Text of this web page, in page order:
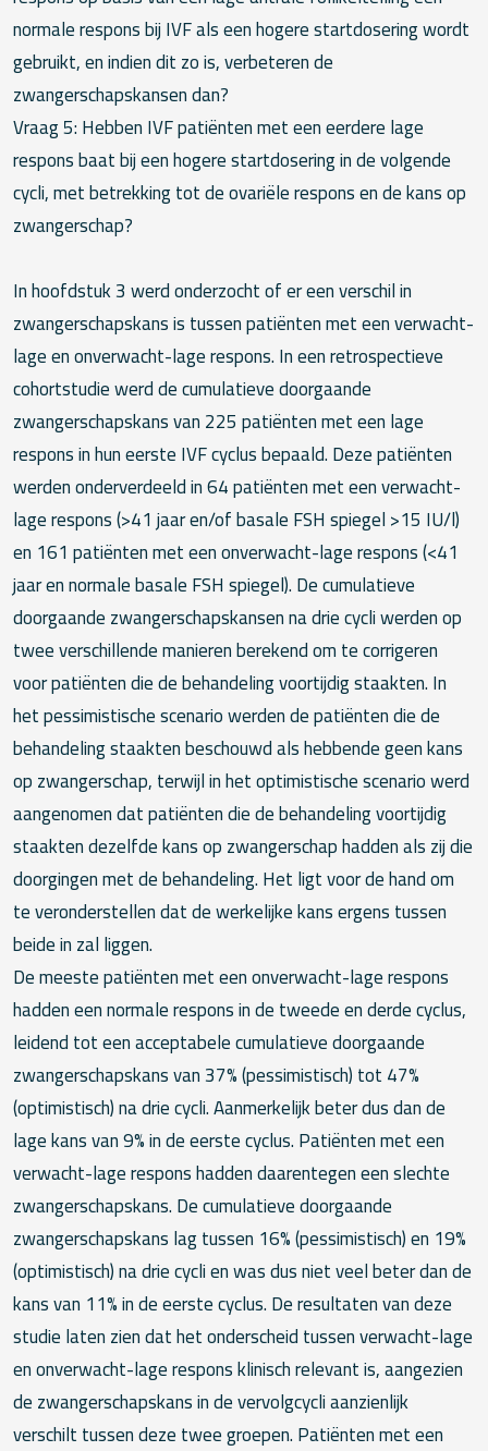
normale respons bij IVF als een hogere startdosering wordt
gebruikt, en indien dit zo is, verbeteren de
zwangerschapskansen dan?
Vraag 5: Hebben IVF patiënten met een eerdere lage
respons baat bij een hogere startdosering in de volgende
cycli, met betrekking tot de ovariële respons en de kans op
zwangerschap?
In hoofdstuk 3 werd onderzocht of er een verschil in
zwangerschapskans is tussen patiënten met een verwacht-
lage en onverwacht-lage respons. In een retrospectieve
cohortstudie werd de cumulatieve doorgaande
zwangerschapskans van 225 patiënten met een lage
respons in hun eerste IVF cyclus bepaald. Deze patiënten
werden onderverdeeld in 64 patiënten met een verwacht-
lage respons (>41 jaar en/of basale FSH spiegel >15 IU/l)
en 161 patiënten met een onverwacht-lage respons (<41
jaar en normale basale FSH spiegel). De cumulatieve
doorgaande zwangerschapskansen na drie cycli werden op
twee verschillende manieren berekend om te corrigeren
voor patiënten die de behandeling voortijdig staakten. In
het pessimistische scenario werden de patiënten die de
behandeling staakten beschouwd als hebbende geen kans
op zwangerschap, terwijl in het optimistische scenario werd
aangenomen dat patiënten die de behandeling voortijdig
staakten dezelfde kans op zwangerschap hadden als zij die
doorgingen met de behandeling. Het ligt voor de hand om
te veronderstellen dat de werkelijke kans ergens tussen
beide in zal liggen.
De meeste patiënten met een onverwacht-lage respons
hadden een normale respons in de tweede en derde cyclus,
leidend tot een acceptabele cumulatieve doorgaande
zwangerschapskans van 37% (pessimistisch) tot 47%
(optimistisch) na drie cycli. Aanmerkelijk beter dus dan de
lage kans van 9% in de eerste cyclus. Patiënten met een
verwacht-lage respons hadden daarentegen een slechte
zwangerschapskans. De cumulatieve doorgaande
zwangerschapskans lag tussen 16% (pessimistisch) en 19%
(optimistisch) na drie cycli en was dus niet veel beter dan de
kans van 11% in de eerste cyclus. De resultaten van deze
studie laten zien dat het onderscheid tussen verwacht-lage
en onverwacht-lage respons klinisch relevant is, aangezien
de zwangerschapskans in de vervolgcycli aanzienlijk
verschilt tussen deze twee groepen. Patiënten met een